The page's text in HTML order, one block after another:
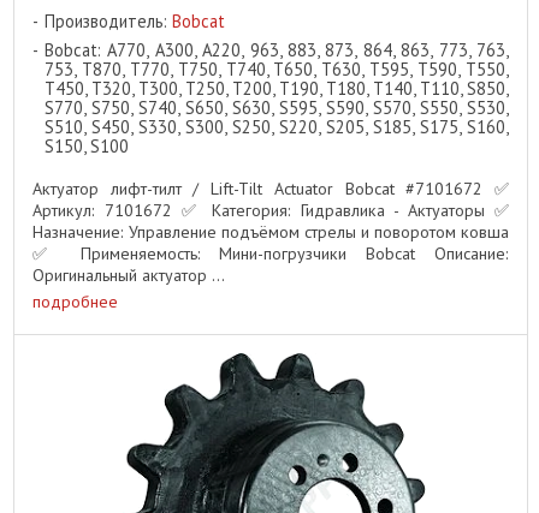
Производитель: Bobcat
Bobcat: A770, A300, A220, 963, 883, 873, 864, 863, 773, 763,
753, T870, T770, T750, T740, T650, T630, T595, T590, T550,
T450, T320, T300, T250, T200, T190, T180, T140, T110, S850,
S770, S750, S740, S650, S630, S595, S590, S570, S550, S530,
S510, S450, S330, S300, S250, S220, S205, S185, S175, S160,
S150, S100
Актуатор лифт-тилт / Lift-Tilt Actuator Bobcat #7101672 ✅
Артикул: 7101672 ✅ Категория: Гидравлика - Актуаторы ✅
Назначение: Управление подъёмом стрелы и поворотом ковша
✅ Применяемость: Мини-погрузчики Bobcat Описание:
Оригинальный актуатор ...
подробнее